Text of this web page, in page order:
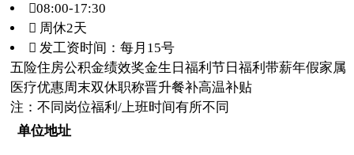
08:00-17:30
 周休2天
 发工资时间：每月15号
五险住房公积金绩效奖金生日福利 节日福利 带薪年假家属
医疗优惠周末双休职称晋升餐补高温补贴
注：不同岗位福利/上班时间有所不同
单位地址